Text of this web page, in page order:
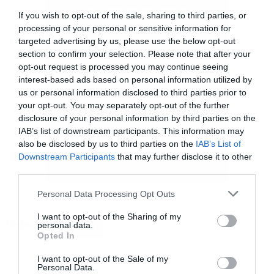
If you wish to opt-out of the sale, sharing to third parties, or
processing of your personal or sensitive information for
targeted advertising by us, please use the below opt-out
section to confirm your selection. Please note that after your
opt-out request is processed you may continue seeing
interest-based ads based on personal information utilized by
us or personal information disclosed to third parties prior to
your opt-out. You may separately opt-out of the further
disclosure of your personal information by third parties on the
IAB’s list of downstream participants. This information may
also be disclosed by us to third parties on the IAB’s List of
Downstream Participants that may further disclose it to other
Please note that this website/app uses one or more Google
not limited to your visit or usage behaviour. You may click to
grant or deny consent to Google and its third-party tags to
use your data for below specified purposes in below Google
consent section.
Personal Data Processing Opt Outs
I want to opt-out of the Sharing of my
personal data.
Opted In
I want to opt-out of the Sale of my
Personal Data.
Καταρχάς, το γεγονός ότι οι Χριστιανοί
εμνεύστηκαν αυτές τις γιορτές από τους
Παγανιστές – απλώς έβαλαν ένα διαφορετικό
έμβλημα, ένα άλλο “αυτοκόλλητο” και
προσαρμόσαν κάποια στοιχεία – δεν πρόκειται
να με σταματήσει από το να απολαμβάνω το ότι
μπορώ απλώς να χαλαρώσω, να μην κάνω
τίποτα και να περάσω χρόνο με την οικογένειά
Χριστούγεννα», εξήγησε ο Nergal. «
Ξέρεις τι
εννοώ; Έχει να κάνει με τον οικογενειακό χρόνο
και δεν υπάρχει τίποτα κακό σε αυτό, και δεν
έχει καμία απολύτως θρησκευτική σύνδεση
BEHEMOTH